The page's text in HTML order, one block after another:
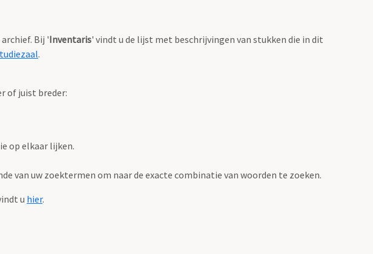
Bij 'Inventaris' vindt u de lijst met beschrijvingen van stukken die in dit
.
of juist breder:
op elkaar lijken.
van uw zoektermen om naar de exacte combinatie van woorden te zoeken.
u hier.